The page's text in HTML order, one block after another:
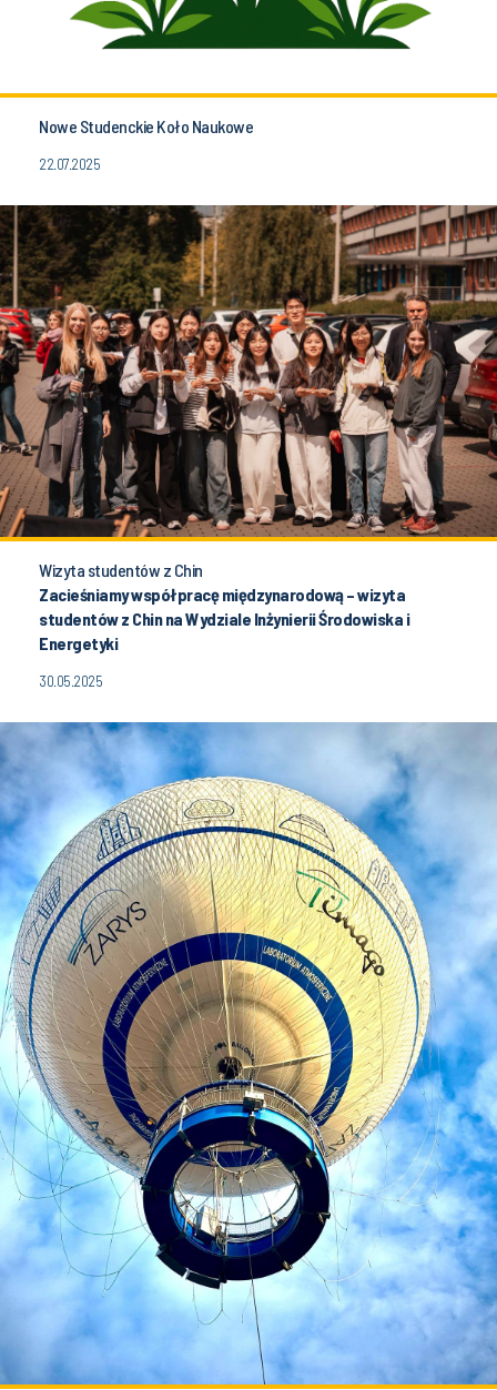
Nowe Studenckie Koło Naukowe
22.07.2025
Wizyta studentów z Chin
Zacieśniamy współpracę międzynarodową – wizyta
studentów z Chin na Wydziale Inżynierii Środowiska i
Energetyki
30.05.2025